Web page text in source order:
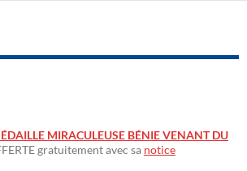
MIRACULEUSE BÉNIE VENANT DU
gratuitement avec sa notice